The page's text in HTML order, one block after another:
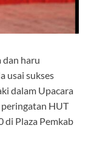
dan haru
usai sukses
dalam Upacara
HUT
di Plaza Pemkab